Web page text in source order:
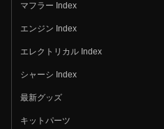
マフラー Index
エンジン Index
エレクトリカル Index
シャーシ Index
最新グッズ
キットパーツ